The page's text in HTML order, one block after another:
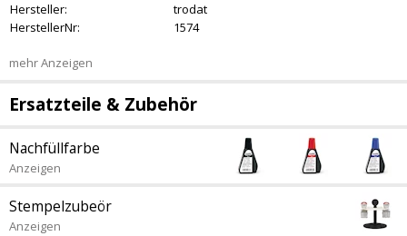
Hersteller:
trodat
HerstellerNr:
1574
mehr Anzeigen
Ersatzteile & Zubehör
Nachfüllfarbe
Anzeigen
Stempelzubeör
Anzeigen